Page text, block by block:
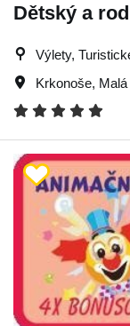
Dětský a
Výlety,
Krkonoše,